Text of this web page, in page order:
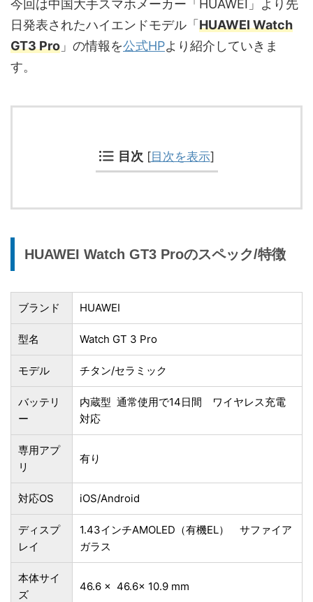
今回は中国大手スマホメーカー「HUAWEI」より先
日発表されたハイエンドモデル「HUAWEI Watch
GT3 Pro 」の情報を公式HPより紹介していきま
す。
目次 [目次を表示]
HUAWEI Watch GT3 Proのスペック/特徴
ブランド HUAWEI
型名 Watch GT 3 Pro
モデル チタン/セラミック
バッテリ
ー
内蔵型 通常使用で14日間 ワイヤレス充電
対応
専用アプ
リ
有り
対応OS iOS/Android‎
ディスプ
レイ
1.43インチAMOLED（有機EL） サファイア
ガラス
本体サイ
ズ
46.6 x 46.6x 10.9 mm